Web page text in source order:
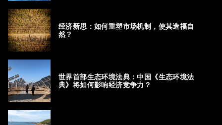
经济新思：如何重塑市场机制，使其造福自
然？
世界首部生态环境法典：中国《生态环境法
典》将如何影响经济竞争力？